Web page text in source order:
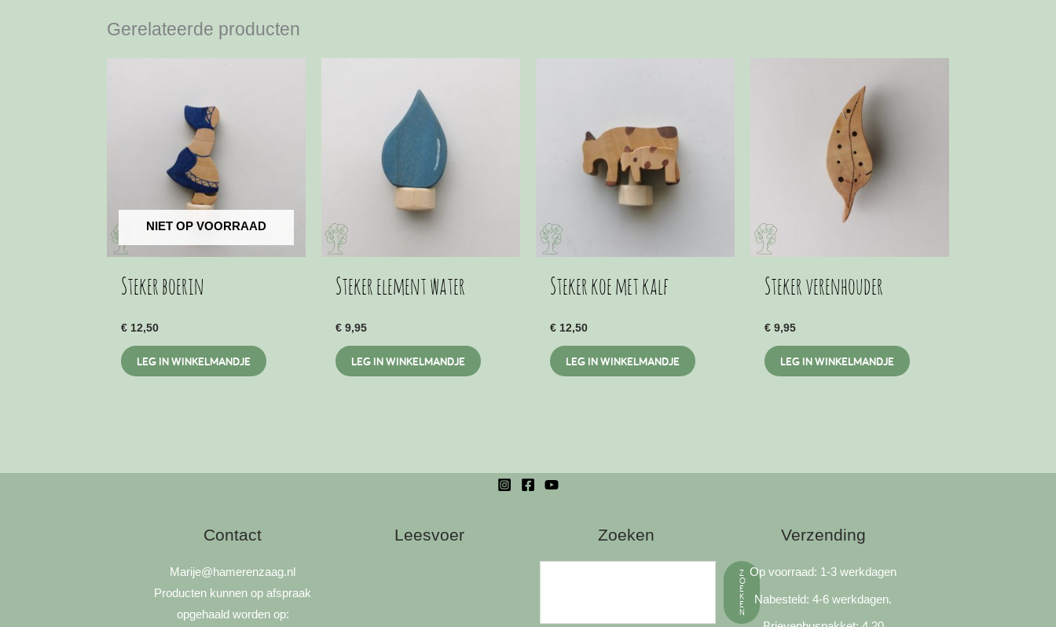
Gerelateerde producten
NIET OP VOORRAAD
Steker boerin
€ 12,50
LEG IN WINKELMANDJE
Steker element water
€ 9,95
LEG IN WINKELMANDJE
Steker koe met kalf
€ 12,50
LEG IN WINKELMANDJE
Steker verenhouder
€ 9,95
LEG IN WINKELMANDJE
Contact
Marije@hamerenzaag.nl
Producten kunnen op afspraak
opgehaald worden op:
Leesvoer Zoeken
Z
O
E
K
E
N
Verzending
Op voorraad: 1-3 werkdagen
Nabesteld: 4-6 werkdagen.